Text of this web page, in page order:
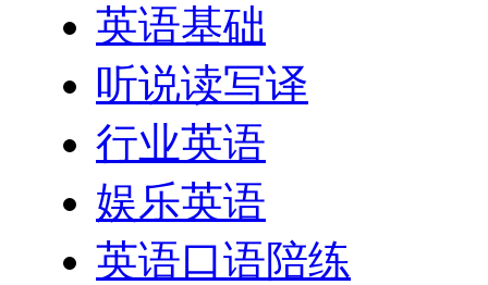
英语基础
听说读写译
行业英语
娱乐英语
英语口语陪练